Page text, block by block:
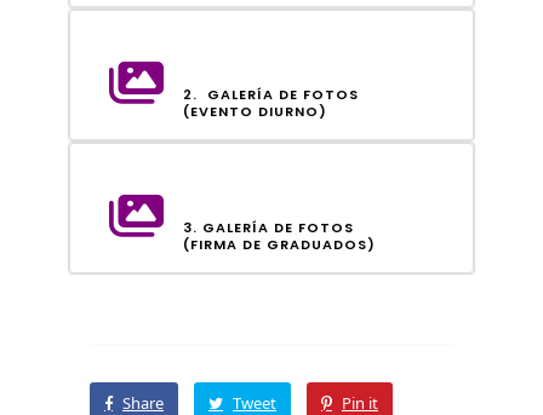
2. GALERÍA DE FOTOS
(EVENTO DIURNO)
3. GALERÍA DE FOTOS
(FIRMA DE GRADUADOS)
Share Tweet Pin it